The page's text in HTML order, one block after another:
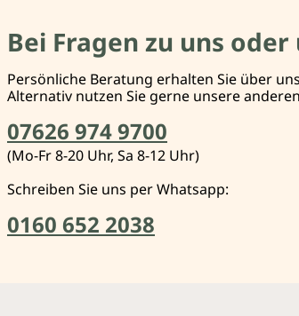
Bei Fragen zu uns
Persönliche Beratung erhalten Sie über
Alternativ nutzen Sie gerne unsere anderen
07626 974 9700
(Mo-Fr 8-20 Uhr, Sa 8-12 Uhr)
Schreiben Sie uns per Whatsapp:
0160 652 2038